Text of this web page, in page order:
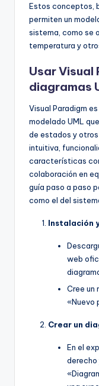
Estos conceptos,
permiten un
sistema, como se
temperatura y
Usar
diagramas
Visual Paradigm
modelado UML
de estados y
intuitiva,
características
colaboración en
guía paso a paso
como el del
Instalación
web
Cree un
«Nuevo
Crear un
En el
derecho